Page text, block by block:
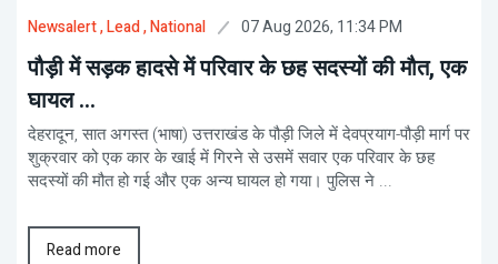
Newsalert, Lead, National 07 Aug 2026, 11:34 PM
पौड़ी में सड़क हादसे में परिवार के छह सदस्यों की मौत, एक
घायल ...
देहरादून, सात अगस्त (भाषा) उत्तराखंड के पौड़ी जिले में देवप्रयाग-पौड़ी मार्ग पर
शुक्रवार को एक कार के खाई में गिरने से उसमें सवार एक परिवार के छह
सदस्यों की मौत हो गई और एक अन्य घायल हो गया। पुलिस ने ...
Read more